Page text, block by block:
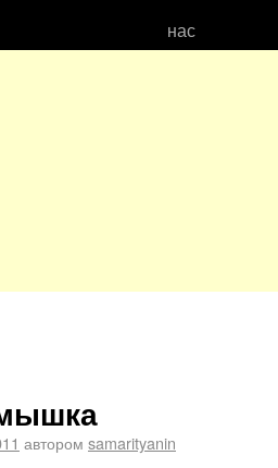
нас
автором samarityanin